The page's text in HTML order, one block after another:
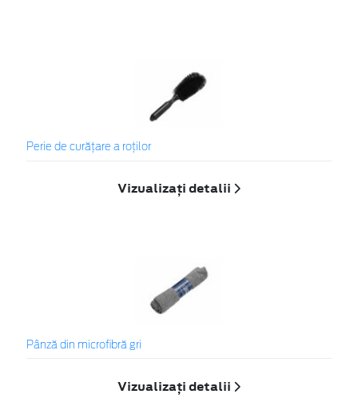
Perie de curățare a roților
Vizualizați detalii
Pânză din microfibră gri
Vizualizați detalii